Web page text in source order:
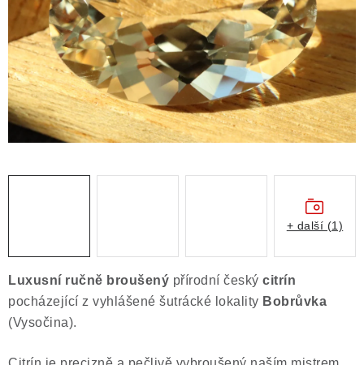
KONTAKT
Obchodní podmínky
Podmínky ochrany osobních údajů
Poučení o právu na odstoupení od smlouvy
Puncovní značky
Výkup minerálů a drahých kamenů
Kontakt
Luxusní ručně broušený přírodní český citrín
pocházející z vyhlášené šutrácké lokality Bobrůvka
(Vysočina).
+ další (1)